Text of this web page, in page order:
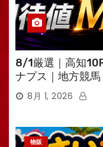
8/1厳選｜高知
ナプス｜地方競馬
8月 1, 2026
物販